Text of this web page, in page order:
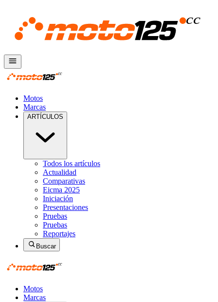
Motos
Marcas
ARTÍCULOS
Todos los artículos
Actualidad
Comparativas
Eicma 2025
Iniciación
Presentaciones
Pruebas
Pruebas
Reportajes
Buscar
Motos
Marcas